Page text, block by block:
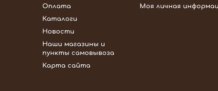
Оплата
Каталоги
Новости
Наши магазины и
пункты самовывоза
Карта сайта
Моя личная